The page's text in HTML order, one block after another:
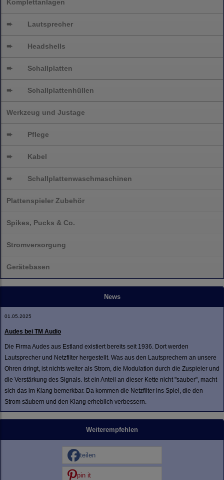
Komplettanlagen
➨ Lautsprecher
➨ Headshells
➨ Schallplatten
➨ Schallplattenhüllen
Werkzeug und Justage
➨ Pflege
➨ Kabel
➨ Schallplattenwaschmaschinen
Plattenspieler Zubehör
Spikes, Pucks & Co.
Stromversorgung
Gerätebasen
News
01.05.2025
Audes bei TM Audio
Die Firma Audes aus Estland existiert bereits seit 1936. Dort werden
Lautsprecher und Netzfilter hergestellt. Was aus den Lautsprechern an unsere
Ohren dringt, ist nichts weiter als Strom, die Modulation durch die Zuspieler und
die Verstärkung des Signals. Ist ein Anteil an dieser Kette nicht "sauber", macht
sich das im Klang bemerkbar. Da kommen die Netzfilter ins Spiel, die den
Strom säubern und den Klang erheblich verbessern.
Weiterempfehlen
teilen
pin it